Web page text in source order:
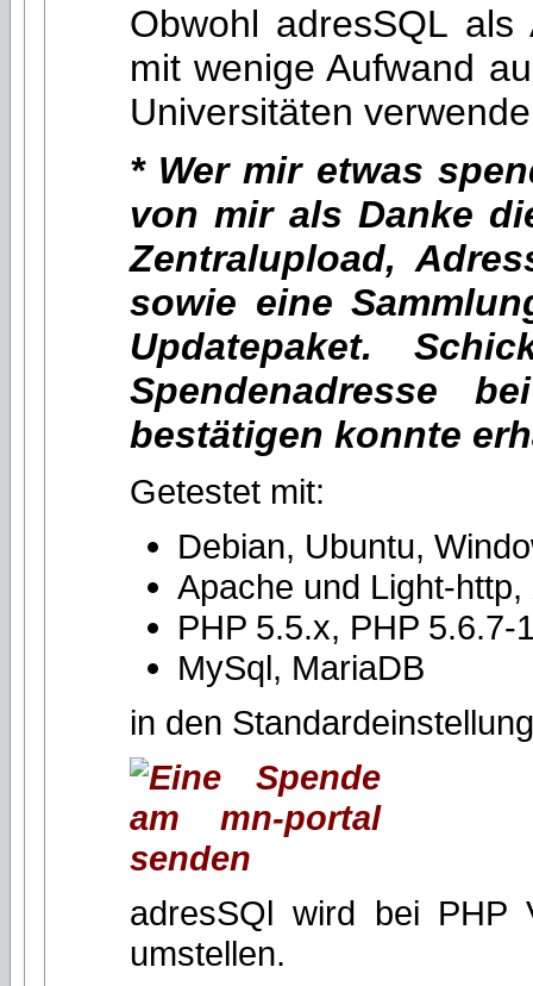
Obwohl adresSQL als
mit wenige Aufwand
Universitäten
* Wer mir etwas
von mir als Danke
Zentralupload,
sowie eine
Updatepaket.
Spendenadresse
bestätigen konnte
Getestet mit:
Debian, Ubuntu,
Apache und Light-http,
PHP 5.5.x, PHP 5.6.7-
MySql, MariaDB
in den
adresSQl wird bei PHP
umstellen.